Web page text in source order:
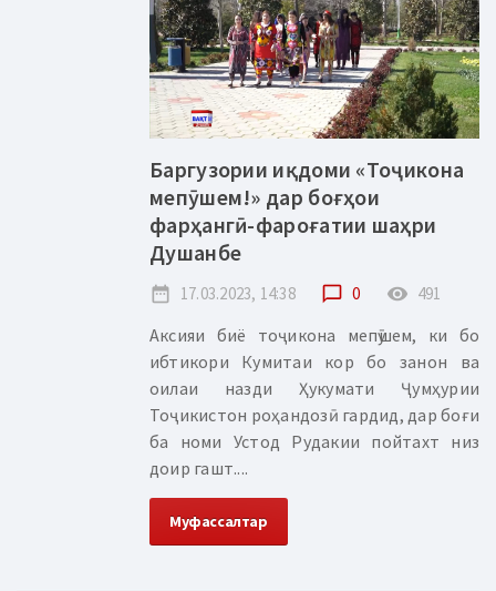
Баргузории иқдоми «Тоҷикона
мепӯшем!» дар боғҳои
фарҳангӣ-фароғатии шаҳри
Душанбе
date_range 17.03.2023, 14:38 chat_bubble_outline 0 remove_red_eye 491
Аксияи биё тоҷикона мепӯшем, ки бо
ибтикори Кумитаи кор бо занон ва
оилаи назди Ҳукумати Ҷумҳурии
Тоҷикистон роҳандозӣ гардид, дар боғи
ба номи Устод Рудакии пойтахт низ
доир гашт....
Муфассалтар